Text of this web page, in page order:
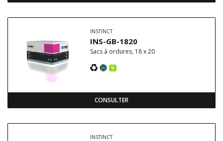
INSTINCT
INS-GB-1820
Sacs à ordures, 18 x 20
CONSULTER
INSTINCT